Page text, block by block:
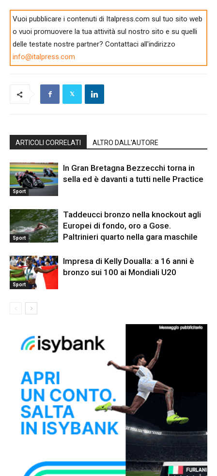
Vuoi pubblicare i contenuti di Italpress.com sul tuo sito web
o vuoi promuovere la tua attività sul nostro sito e su quelli
delle testate nostre partner? Contattaci all'indirizzo
info@italpress.com
ARTICOLI CORRELATI ALTRO DALL'AUTORE
Sport
In Gran Bretagna Bezzecchi torna in
sella ed è davanti a tutti nelle Practice
Sport
Taddeucci bronzo nella knockout agli
Europei di fondo, oro a Gose.
Paltrinieri quarto nella gara maschile
Sport
Impresa di Kelly Doualla: a 16 anni è
bronzo sui 100 ai Mondiali U20